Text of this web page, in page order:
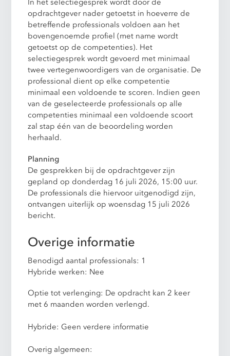
In het selectiegesprek wordt door de
opdrachtgever nader getoetst in hoeverre de
betreffende professionals voldoen aan het
bovengenoemde profiel (met name wordt
getoetst op de competenties). Het
selectiegesprek wordt gevoerd met minimaal
twee vertegenwoordigers van de organisatie. De
professional dient op elke competentie
minimaal een voldoende te scoren. Indien geen
van de geselecteerde professionals op alle
competenties minimaal een voldoende scoort
zal stap één van de beoordeling worden
herhaald.
Planning
De gesprekken bij de opdrachtgever zijn
gepland op donderdag 16 juli 2026, 15:00 uur.
De professionals die hiervoor uitgenodigd zijn,
ontvangen uiterlijk op woensdag 15 juli 2026
bericht.
Overige informatie
Benodigd aantal professionals: 1
Hybride werken: Nee
Optie tot verlenging: De opdracht kan 2 keer
met 6 maanden worden verlengd.
Hybride: Geen verdere informatie
Overig algemeen: